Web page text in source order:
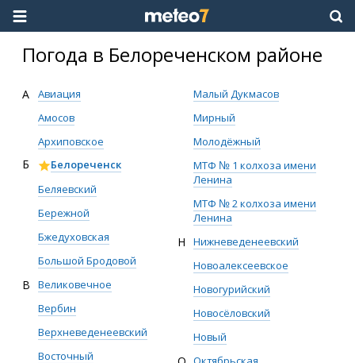
Погода в Белореченском районе
А
Авиация
Амосов
Архиповское
Б
Белореченск
Беляевский
Бережной
Бжедуховская
Большой Бродовой
В
Великовечное
Вербин
Верхневеденеевский
Восточный
Малый Дукмасов
Мирный
Молодёжный
МТФ № 1 колхоза имени
Ленина
МТФ № 2 колхоза имени
Ленина
Н
Нижневеденеевский
Новоалексеевское
Новогурийский
Новосёловский
Новый